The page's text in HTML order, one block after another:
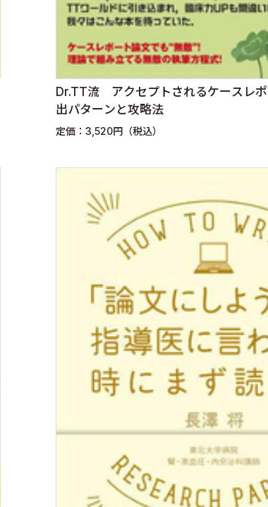
Dr.TT流 アクセプトされるケースレ
出パターンと攻略法
定価：3,520円（税込）